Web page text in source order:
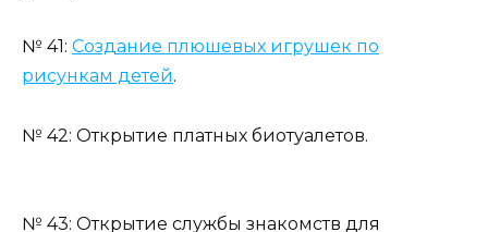
№ 41: Создание плюшевых игрушек по
рисункам детей.
№ 42: Открытие платных биотуалетов.
№ 43: Открытие службы знакомств для